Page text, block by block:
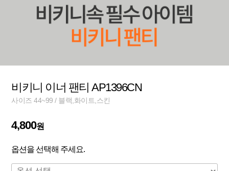
비키니 이너 팬티 AP1396CN
사이즈 44~99 / 블랙,화이트,스킨
4,800원
옵션을 선택해 주세요.